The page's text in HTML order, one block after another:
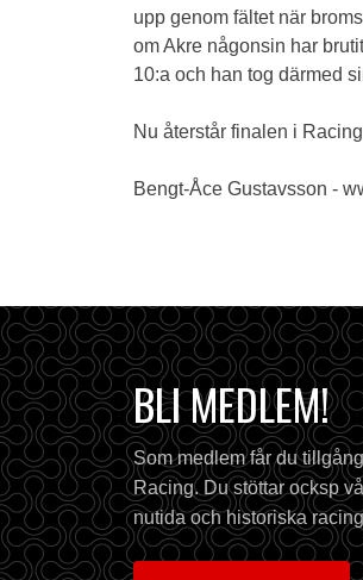
upp genom fältet när
om Akre någonsin har
10:a och han tog därmed
Nu återstår finalen i
Bengt-Åce Gustavsson -
BLI MEDLEM!
Som medlem får du
Racing. Du stöttar ocksp
nutida och historiska